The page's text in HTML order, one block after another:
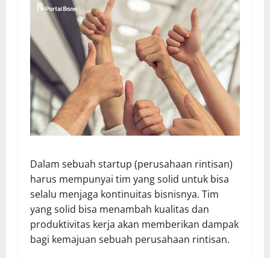
Dalam sebuah startup (perusahaan rintisan)
harus mempunyai tim yang solid untuk bisa
selalu menjaga kontinuitas bisnisnya. Tim
yang solid bisa menambah kualitas dan
produktivitas kerja akan memberikan dampak
bagi kemajuan sebuah perusahaan rintisan.